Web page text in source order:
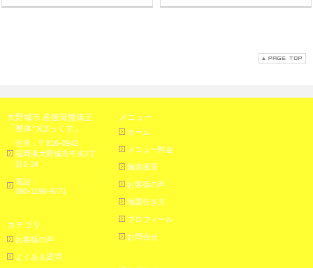
大野城市 産後骨盤矯正
「整体つぼっくす」
住所：〒816-0942
福岡県大野城市中央2丁
目1-14
電話：
090-1198-9771
メニュー
ホーム
メニュー料金
施術風景
お客様の声
地図行き方
プロフィール
お問合せ
カテゴリ
お客様の声
よくある質問